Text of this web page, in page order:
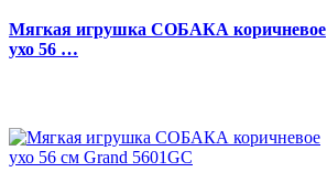
Мягкая игрушка СОБАКА коричневое
ухо 56 …